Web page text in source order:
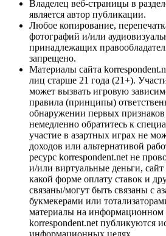
Владелец веб-страницы в
является автор публикации.
Любое копирование,
фотографий и/или
принадлежащих
запрещено.
Материалы сайта
лиц старше 21 года (21+).
может вызвать игровую
правила (принципы)
обнаружении первых признаков
немедленно обратитесь к
участие в азартных играх не
доходов или альтернативой
ресурс korrespondent.net не
и/или виртуальные деньги,
какой форме оплату ставок и
связаны/могут быть связаны с
букмекерами или
материалы на информационном
korrespondent.net публикуются
информационных целях.